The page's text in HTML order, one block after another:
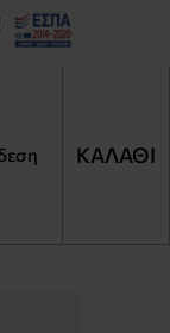
Τι
ΚΑΛΑΘΙ